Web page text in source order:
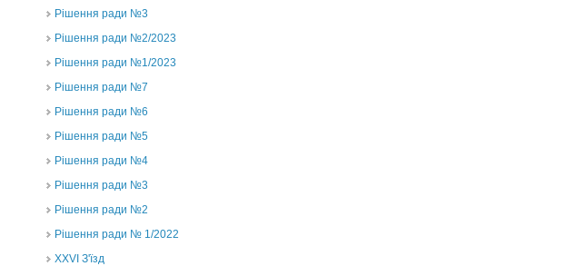
Рішення ради №3
Рішення ради №2/2023
Рішення ради №1/2023
Рішення ради №7
Рішення ради №6
Рішення ради №5
Рішення ради №4
Рішення ради №3
Рішення ради №2
Рішення ради № 1/2022
XXVI З'їзд